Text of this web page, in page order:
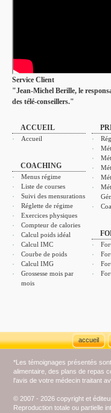
Service Client
"Jean-Michel Berille, le
des télé-conseillers."
ACCUEIL
Accueil
COACHING
Menus régime
Liste de courses
Suivi des mensurations
Réglette de régime
Exercices physiques
Compteur de calories
Calcul poids idéal
Calcul IMC
Courbe de poids
Calcul IMG
Grossesse mois par
mois
accueil
*Les témoignages présentés
alimentaire, des plans de repas
l'avis de votre médecin traitant
© 2007 - 2026 copyright et
Reproduction totale ou partielle